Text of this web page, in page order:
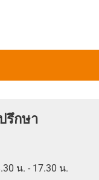
รึกษา
น. - 17.30 น.